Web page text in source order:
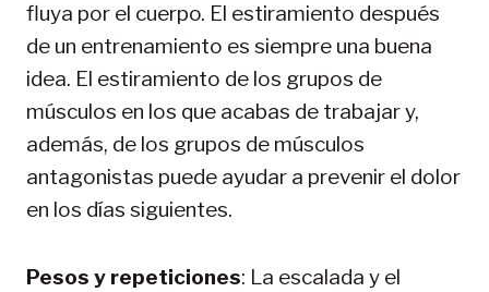
fluya por el cuerpo. El estiramiento después
de un entrenamiento es siempre una buena
idea. El estiramiento de los grupos de
músculos en los que acabas de trabajar y,
además, de los grupos de músculos
antagonistas puede ayudar a prevenir el dolor
en los días siguientes.
Pesos y repeticiones: La escalada y el